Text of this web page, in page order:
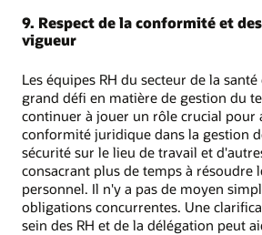
9. Respect de la conformité et
vigueur
Les équipes RH du secteur de la
grand défi en matière de gestion du
continuer à jouer un rôle crucial pour
conformité juridique dans la gestion
sécurité sur le lieu de travail et
consacrant plus de temps à résoudre
personnel. Il n'y a pas de moyen
obligations concurrentes. Une
sein des RH et de la délégation peut